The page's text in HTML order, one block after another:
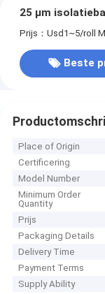
25 μm
Prijs：Usd1~5/roll
Beste
Place of Origin
Certificering
Model Number
Minimum Order
Quantity
Prijs
Packaging Details
Delivery Time
Payment Terms
Supply Ability